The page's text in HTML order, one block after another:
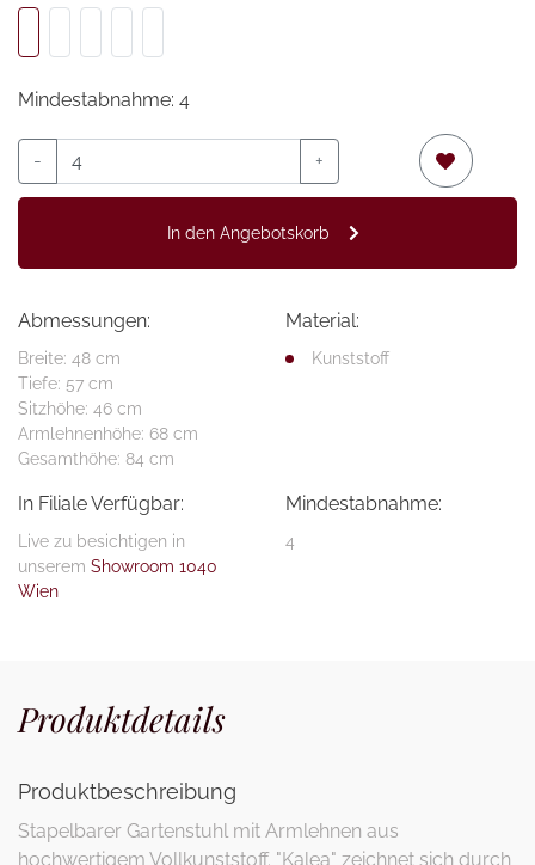
Mindestabnahme: 4
- +
In den Angebotskorb
Abmessungen:
Breite: 48 cm
Tiefe: 57 cm
Sitzhöhe: 46 cm
Armlehnenhöhe: 68 cm
Gesamthöhe: 84 cm
Material:
Kunststoff
In Filiale Verfügbar:
Live zu besichtigen in
unserem Showroom 1040
Wien
Mindestabnahme:
4
Produktdetails
Produktbeschreibung
Stapelbarer Gartenstuhl mit Armlehnen aus
hochwertigem Vollkunststoff. "Kalea" zeichnet sich durch